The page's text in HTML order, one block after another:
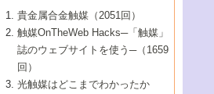
8号 高機能化ポリオレフィンに向けた重合
触媒の最近の進展
7号 持続可能社会実現のための触媒および
触媒関連技術
5号 若手会員による触媒研究の未来展望1：
企業編
6号 第102回触媒討論会
7号 触媒・化学反応における計算化学の進
5号 こんな物質，あんな物質―新たな触媒
の可能性―
7号 『結晶の化学』を活かした触媒研究
5号 水素製造・貯蔵のための触媒技術の新
しい展開
6号 第98回触媒討論会
7号 基礎化学品製造の触媒技術
4号 水分解用光触媒材料
5号 時間分解分光の進歩と応用
6号 第96回触媒討論会
2号 第93回触媒討論会
3号 特殊エネルギー場の触媒反応
4号 生体内における金属の触媒作用
5号 ファインケミカルズの展開に寄与する
1号 なぜこの触媒が良いのか？
2号 第91回触媒討論会
3号 最近の自動車排ガス処理技術
4号 触媒研究の現状と将来─第90回触媒討論
▼44巻（2002年）
1号 高次制御された触媒の化学
2号 第89回触媒討論会
3号 触媒を利用した電気化学の新展開
▼43巻（2001年）
1号 グリーンケミストリーと触媒
2号 第87回触媒討論会特集号
▼42巻（2000年）
1号 触媒反応工学の明日を拓く
▼41巻（1999年）
貴金属合金触媒（2051回）
触媒OnTheWeb Hacks─「触媒」
誌のウェブサイトを使う─（1659
回）
光触媒はどこまでわかったか